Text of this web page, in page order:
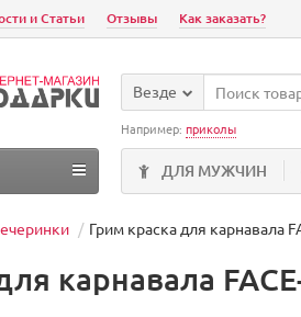
и Статьи Отзывы Как заказать?
Везде
Например: приколы
ДЛЯ МУЖЧИН
Грим краска для карнавала
карнавала